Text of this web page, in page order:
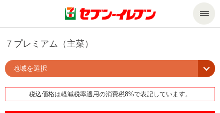
商品のご案内
商品のご案内トップ
今週の新商品
セール・キャンペーン
サービス
７プレミアム（主菜）
地域を選択
税込価格は軽減税率適用の消費税8%で表記しています。